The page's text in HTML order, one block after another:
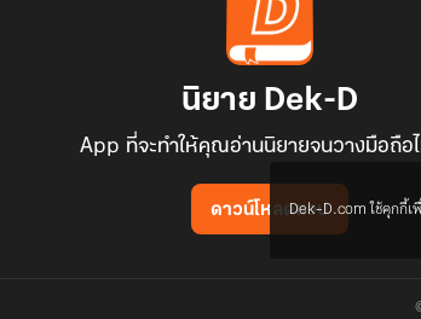
นิยาย Dek-D
App ที่จะทำให้คุณอ่านนิยายจนวางมือถือ
ดาวน์โหลดแอปDek-D.com ใช้คุกกี้